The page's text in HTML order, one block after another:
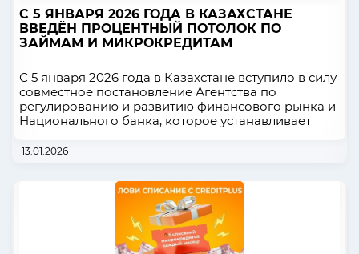
С 5 ЯНВАРЯ 2026 ГОДА В КАЗАХСТАНЕ
ВВЕДЁН ПРОЦЕНТНЫЙ ПОТОЛОК ПО
ЗАЙМАМ И МИКРОКРЕДИТАМ
С 5 января 2026 года в Казахстане вступило в силу
совместное постановление Агентства по
регулированию и развитию финансового рынка и
Национального банка, которое устанавливает
13.01.2026